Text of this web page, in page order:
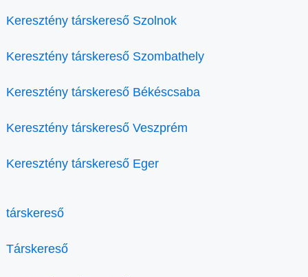
Keresztény társkereső Szolnok
Keresztény társkereső Szombathely
Keresztény társkereső Békéscsaba
Keresztény társkereső Veszprém
Keresztény társkereső Eger
társkereső
Társkereső